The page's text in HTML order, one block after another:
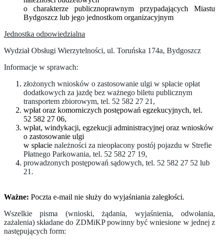
o charakterze publicznoprawnym przypadających Miastu
Bydgoszcz lub jego jednostkom organizacyjnym
Jednostka odpowiedzialna
Wydział Obsługi Wierzytelności, ul. Toruńska 174a, Bydgoszcz
Informacje w sprawach:
złożonych wniosków o zastosowanie ulgi w spłacie opłat
dodatkowych za jazdę bez ważnego biletu publicznym
transportem zbiorowym, tel. 52 582 27 21,
wpłat oraz komorniczych postępowań egzekucyjnych, tel.
52 582 27 06,
wpłat, windykacji, egzekucji administracyjnej oraz wniosków
o zastosowanie ulgi
w spłacie należności za nieopłacony postój pojazdu w Strefie
Płatnego Parkowania, tel. 52 582 27 19,
prowadzonych postępowań sądowych, tel. 52 582 27 52 lub
21.
Ważne: Poczta e-mail nie służy do wyjaśniania zaległości.
Wszelkie pisma (wnioski, żądania, wyjaśnienia, odwołania,
zażalenia) składane do ZDMiKP powinny być wniesione w jednej z
następujących form: